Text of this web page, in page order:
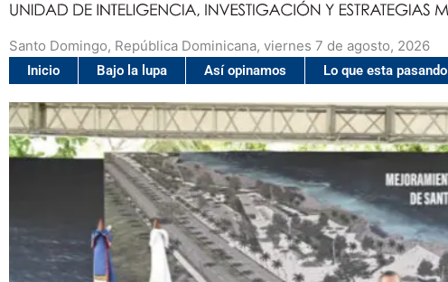
Santo Domingo, República Dominicana, viernes 7 de agosto, 2026
Inicio Bajo la lupa Así opinamos Lo que esta pasando